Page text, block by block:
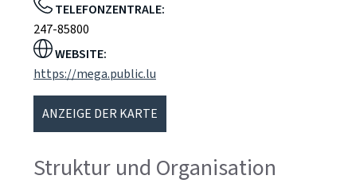
TELEFONZENTRALE:
247-85800
WEBSITE:
https://mega.public.lu
ANZEIGE DER KARTE
Struktur und Organisation